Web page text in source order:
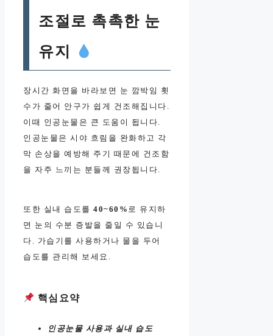
조절로 촉촉한 눈
유지
장시간 화면을 바라보면 눈 깜박임 횟
수가 줄어 안구가 쉽게 건조해집니다.
이때 인공눈물은 큰 도움이 됩니다.
인공눈물은 시야 흐림을 완화하고 각
막 손상을 예방해 주기 때문에 건조함
을 자주 느끼는 분들께 권장됩니다.
또한 실내 습도를 40~60% 로 유지하
면 눈의 수분 증발을 줄일 수 있습니
다. 가습기를 사용하거나 물을 두어
습도를 관리해 보세요.
핵심요약
인공눈물 사용과 실내 습도